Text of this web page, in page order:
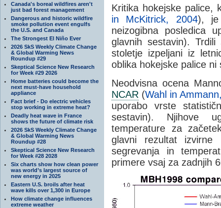
Canada's boreal wildfires aren't
just bad forest management
Dangerous and historic wildfire
smoke pollution event engulfs
the U.S. and Canada
The Strongest El Niño Ever
2026 SkS Weekly Climate Change
& Global Warming News
Roundup #29
Skeptical Science New Research
for Week #29 2026
Home batteries could become the
next must-have household
appliance
Fact brief - Do electric vehicles
stop working in extreme heat?
Deadly heat wave in France
shows the future of climate risk
2026 SkS Weekly Climate Change
& Global Warming News
Roundup #28
Skeptical Science New Research
for Week #28 2028
Six charts show how clean power
was world’s largest source of
new energy in 2025
Eastern U.S. broils after heat
wave kills over 1,300 in Europe
How climate change influences
extreme weather
Kritika hokejske palice,
in McKitrick, 2004), je
neizogibna posledica
glavnih sestavin).
stoletje izpeljani iz
oblika hokejske palice
Neodvisna ocena
NCAR (Wahl in
uporabo vrste
sestavin). Njihove
temperature za
glavni rezultat
segrevanja in
primere vsaj za zadnjih